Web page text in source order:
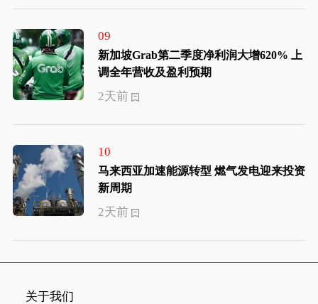
09
新加坡Grab第二季度净利润大增620% 上
调全年营收及盈利预期
2天前
10
马来西亚加速能源转型 燃气发电迎来投资
新周期
2天前
关于我们